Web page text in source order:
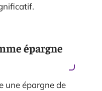
épargne
une épargne de